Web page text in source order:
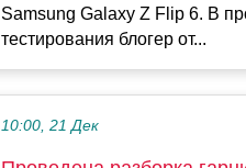
Samsung Galaxy Z Flip 6. В
тестирования блогер от...
10:00, 21 Дек